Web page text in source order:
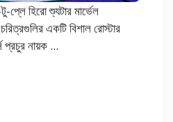
হিরো শ্যুটার মার্ভেল
একটি বিশাল রোস্টার
প্রচুর নায়ক ...